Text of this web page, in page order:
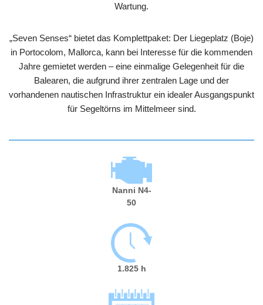
Wartung.
„Seven Senses“ bietet das Komplettpaket: Der Liegeplatz (Boje)
in Portocolom, Mallorca, kann bei Interesse für die kommenden
Jahre gemietet werden – eine einmalige Gelegenheit für die
Balearen, die aufgrund ihrer zentralen Lage und der
vorhandenen nautischen Infrastruktur ein idealer Ausgangspunkt
für Segeltörns im Mittelmeer sind.
Nanni N4-
50
1.825 h